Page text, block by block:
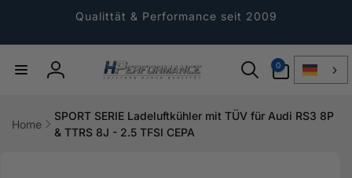
Qualittät & Performance seit 2009
Einloggen
0
Artikel
Home
SPORT SERIE Ladeluftkühler mit TÜV für Audi RS3 8P
& TTRS 8J - 2.5 TFSI CEPA